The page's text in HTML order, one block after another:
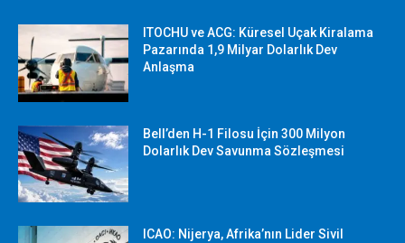
ITOCHU ve ACG: Küresel Uçak Kiralama
Pazarında 1,9 Milyar Dolarlık Dev
Anlaşma
Bell’den H-1 Filosu İçin 300 Milyon
Dolarlık Dev Savunma Sözleşmesi
ICAO: Nijerya, Afrika’nın Lider Sivil